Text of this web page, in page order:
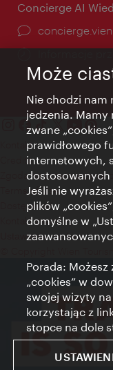
Concierge AI
Kontakt
Credits
Zgoda na
Terms of Use
Dostępność
Kontakt prasowy
Ustawienia cookies
Może
Nie chodzi nam
jedzenia. Mamy
zwane
prawidłowego
internetowych,
dostosowanych
Jeśli nie
plików
domyślne w
Porada:
„cookies” w
swojej wizyty
korzystając z
stopce na dole